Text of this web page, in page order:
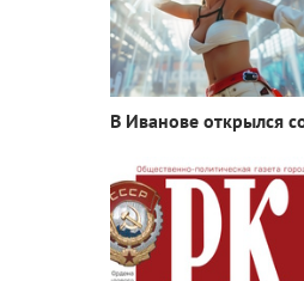
В Иванове открылся